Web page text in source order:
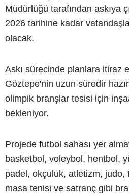
Müdürlüğü tarafından askıya
2026 tarihine kadar
olacak.
Askı sürecinde planlara itiraz
Göztepe'nin uzun süredir
olimpik branşlar tesisi için
bekleniyor.
Projede futbol sahası yer
basketbol, voleybol, hentbol,
padel, okçuluk, atletizm, judo,
masa tenisi ve satranç gibi